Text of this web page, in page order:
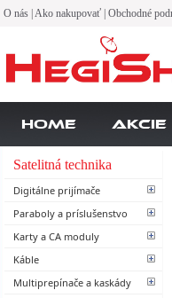
O nás Ako nakupovať Obchodné
Home Akcie
Satelitná technika
Digitálne prijímače
Paraboly a príslušenstvo
Karty a CA moduly
Káble
Multiprepínače a kaskády